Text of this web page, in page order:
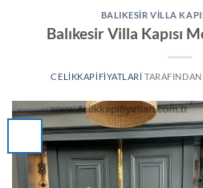
BALIKESIR VILLA
Balıkesir Villa Kapısı
CELIKKAPIFIYATLARI TARAFINDAN